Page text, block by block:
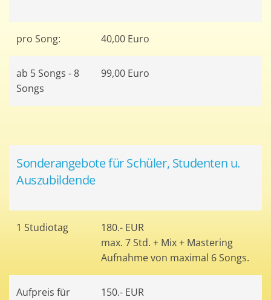
pro Song: 40,00 Euro
ab 5 Songs - 8
Songs
99,00 Euro
Sonderangebote für Schüler, Studenten u.
Auszubildende
1 Studiotag
180.- EUR
max. 7 Std. + Mix + Mastering
Aufnahme von maximal 6 Songs.
Aufpreis für
150.- EUR